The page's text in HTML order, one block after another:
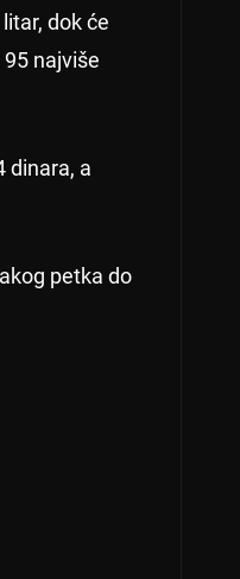
dok će
najviše
dinara, a
petka do